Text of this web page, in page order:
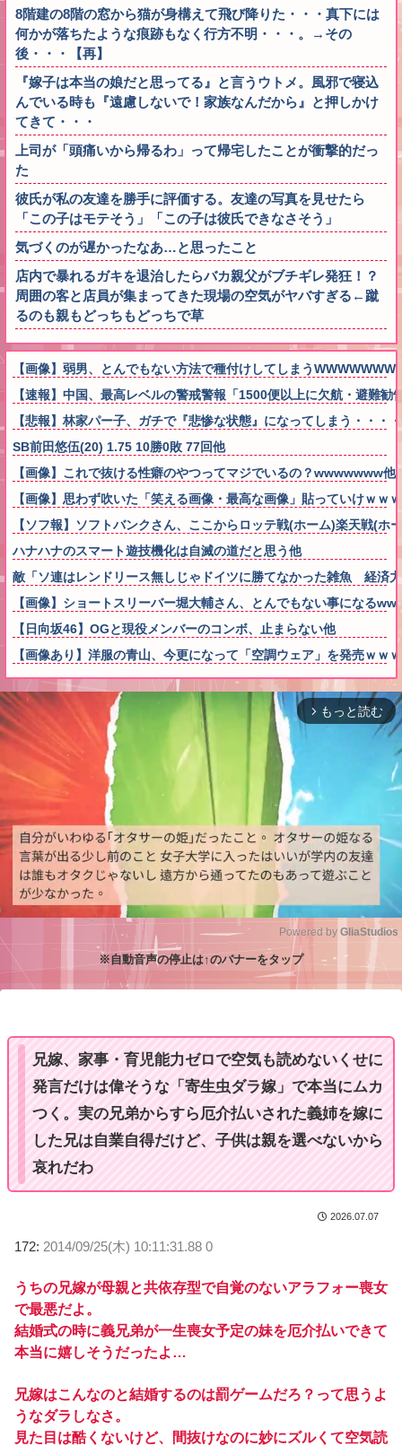
8階建の8階の窓から猫が身構えて飛び降りた・・・真下には
何かが落ちたような痕跡もなく行方不明・・・。→その
後・・・【再】
『嫁子は本当の娘だと思ってる』と言うウトメ。風邪で寝込
んでいる時も『遠慮しないで！家族なんだから』と押しかけ
てきて・・・
上司が「頭痛いから帰るわ」って帰宅したことが衝撃的だっ
た
彼氏が私の友達を勝手に評価する。友達の写真を見せたら
「この子はモテそう」「この子は彼氏できなさそう」
気づくのが遅かったなあ…と思ったこと
店内で暴れるガキを退治したらバカ親父がブチギレ発狂！？
周囲の客と店員が集まってきた現場の空気がヤバすぎる←蹴
るのも親もどっちもどっちで草
【画像】弱男、とんでもない方法で種付けしてしまう
【速報】中国、最高レベルの警戒警報「1500便以上に欠航・避難勧
【悲報】林家パー子、ガチで『悲惨な状態』になってしまう・・・
SB前田悠伍(20) 1.75 10勝0敗 77回他
【画像】これで抜ける性癖のやつってマジでいるの？wwwwwww他
【画像】思わず吹いた「笑える画像・最高な画像」貼っていけｗｗ
【ソフ報】ソフトバンクさん、ここからロッテ戦(ホーム)楽天戦(ホ
ハナハナのスマート遊技機化は自滅の道だと思う他
敵「ソ連はレンドリース無しじゃドイツに勝てなかった雑魚 経済
【画像】ショートスリーバー堀大輔さん、とんでもない事になる
【日向坂46】OGと現役メンバーのコンボ、止まらない他
【画像あり】洋服の青山、今更になって「空調ウェア」を発売ｗｗ
arrow_forward_ios もっと読む
Powered by GliaStudios
※自動音声の停止は↑のバナーをタップ
兄嫁、家事・育児能力ゼロで空気も読めないくせに
発言だけは偉そうな「寄生虫ダラ嫁」で本当にムカ
つく。実の兄弟からすら厄介払いされた義姉を嫁に
した兄は自業自得だけど、子供は親を選べないから
哀れだわ
2026.07.07
172: 2014/09/25(木) 10:11:31.88 0
うちの兄嫁が母親と共依存型で自覚のないアラフォー喪女
で最悪だよ。
結婚式の時に義兄弟が一生喪女予定の妹を厄介払いできて
本当に嬉しそうだったよ…
兄嫁はこんなのと結婚するのは罰ゲームだろ？って思うよ
うなダラしなさ。
見た目は酷くないけど、間抜けなのに妙にズルくて空気読